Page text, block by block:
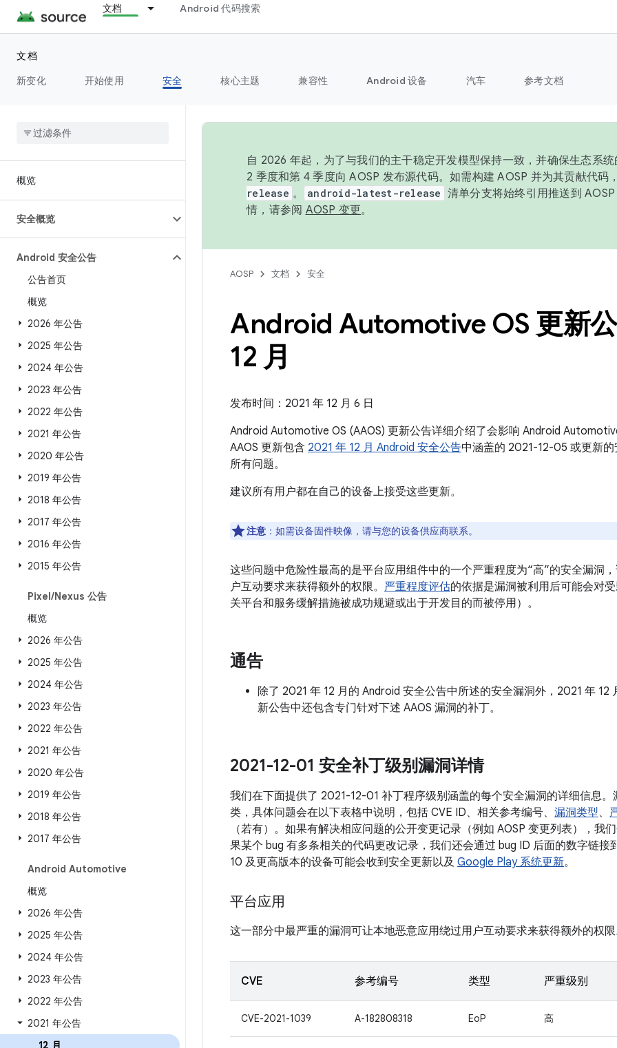
文档 Android 代码搜索
文档
新变化
开始使用 安全 核心主题 兼容性 Android 设备 汽车 参考文档
概览
安全概览
Android 安全公告
公告首页
概览
2026 年公告
2025 年公告
2024 年公告
2023 年公告
2022 年公告
2021 年公告
2020 年公告
2019 年公告
2018 年公告
2017 年公告
2016 年公告
2015 年公告
Pixel/Nexus 公告
概览
2026 年公告
2025 年公告
2024 年公告
2023 年公告
2022 年公告
2021 年公告
2020 年公告
2019 年公告
2018 年公告
2017 年公告
Android Automotive
概览
2026 年公告
2025 年公告
2024 年公告
2023 年公告
2022 年公告
2021 年公告
12 月
自 2026 年起，为了与我们的主干稳定开发模型保持一致，并确保生态系
2 季度和第 4 季度向 AOSP 发布源代码。如需构建 AOSP 并为其贡献代码
release 。 android-latest-release 清单分支将始终引用推送到
情，请参阅 AOSP 变更。
AOSP 文档 安全
Android Automotive OS 更新
12 月
发布时间：2021 年 12 月 6 日
Android Automotive OS (AAOS) 更新公告详细介绍了会影响 Android
AAOS 更新包含 2021 年 12 月 Android 安全公告中涵盖的 2021-12-05 或更新
所有问题。
建议所有用户都在自己的设备上接受这些更新。
注意 ：如需设备固件映像，请与您的设备供应商联系。
这些问题中危险性最高的是平台应用组件中的一个严重程度为“高”的安全漏洞
户互动要求来获得额外的权限。 严重程度评估的依据是漏洞被利用后可能会对
关平台和服务缓解措施被成功规避或出于开发目的而被停用）。
通告
除了 2021 年 12 月的 Android 安全公告中所述的安全漏洞外，2021 年
新公告中还包含专门针对下述 AAOS 漏洞的补丁。
2021-12-01 安全补丁级别漏洞详情
我们在下面提供了 2021-12-01 补丁程序级别涵盖的每个安全漏洞的详细信息
类，具体问题会在以下表格中说明，包括 CVE ID、相关参考编号、 漏洞类型、
（若有）。如果有解决相应问题的公开变更记录（例如 AOSP 变更列表），我
果某个 bug 有多条相关的代码更改记录，我们还会通过 bug ID 后面的数字链接
10 及更高版本的设备可能会收到安全更新以及 Google Play 系统更新。
平台应用
这一部分中最严重的漏洞可让本地恶意应用绕过用户互动要求来获得额外的权
CVE 参考编号 类型 严重级别
CVE-2021-1039 A-182808318 EoP 高